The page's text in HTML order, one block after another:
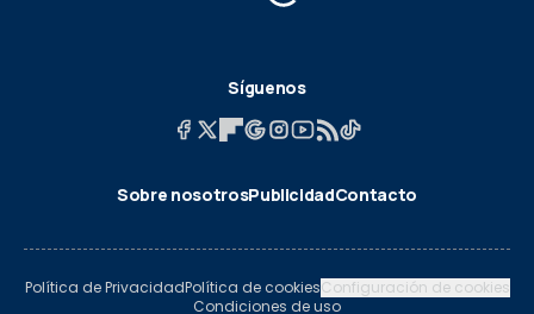
Síguenos
Sobre nosotrosPublicidadContacto
Política de PrivacidadPolítica de cookiesConfiguración de cookies
Condiciones de uso